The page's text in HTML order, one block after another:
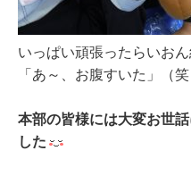
いっぱい頑張ったらいおん
「あ～、お腹すいた」（笑
本部の皆様には大変お世
した